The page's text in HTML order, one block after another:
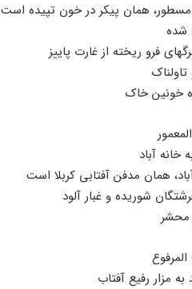
همان پیکر در خون تپیده است
شده
فرو ریخته از غارت پاییز
خونین خاک
خانه آباد
همان مدفن آفتابی کربلا است
شوریده و غبار آلود
محشر
مزار رفیع آفتاب